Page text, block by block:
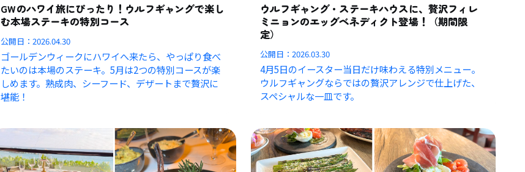
GWのハワイ旅にぴったり！ウルフギャングで楽し
む本場ステーキの特別コース
公開日：2026.04.30
ゴールデンウィークにハワイへ来たら、やっぱり食べ
たいのは本場のステーキ。5月は2つの特別コースが楽
しめます。熟成肉、シーフード、デザートまで贅沢に
堪能！
ウルフギャング・ステーキハウスに、贅沢フィレ
ミニョンのエッグベネディクト登場！（期間限
定）
公開日：2026.03.30
4月5日のイースター当日だけ味わえる特別メニュー。
ウルフギャングならではの贅沢アレンジで仕上げた、
スペシャルな一皿です。